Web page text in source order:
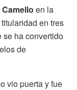
en la
en tres
se ha convertido
de
vio puerta y fue